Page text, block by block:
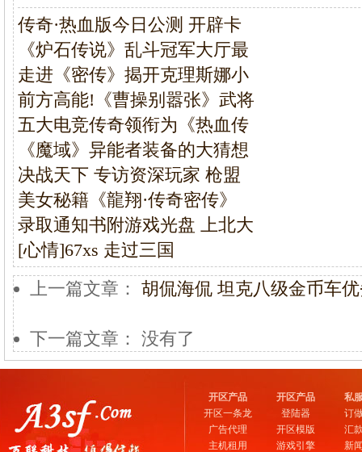
传奇·热血版今日公测 开辟卡
《炉石传说》乱斗冠军大厅最
走进《密传》揭开克理斯娜小
前方高能!《曹操别嚣张》武将
五大电竞传奇领衔为《热血传
《魔域》异能者装备的大猜想
决战天下 专访资深玩家 枪盟
美女秘籍《龍翔·传奇密传》
录取通知书附游戏光盘 上北大
[心情]67xs 走过三国
上一篇文章： 胡侃海侃 坦克八级金币车
下一篇文章： 没有了
开区产品
开区一条龙
广告代理
主机租用
开区产品
登陆器
开区模版
游戏引擎
私
订
汇
新